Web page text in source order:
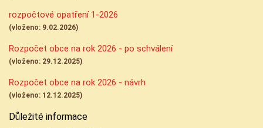
rozpočtové opatření 1-2026
(vloženo: 9.02.2026)
Rozpočet obce na rok 2026 - po schválení
(vloženo: 29.12.2025)
Rozpočet obce na rok 2026 - návrh
(vloženo: 12.12.2025)
Důležité informace